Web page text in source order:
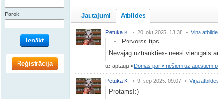
Jautājumi Atbildes
Pietuka K. 20. okt 2025. 13:38 Viņa
Perverss tips.
Nevajag uztraukties- neesi vienīgais
uz aptauju Domas par vīriešiem uz augstiem
Pietuka K. 9. sep 2025. 09:07 Viņa
Protams!:)
Parole
Ienākt
Reģistrācija